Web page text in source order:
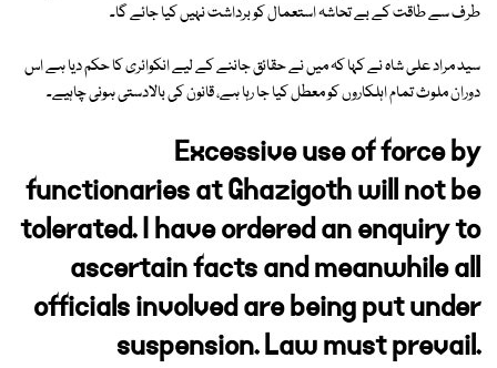
طرف سے طاقت کے بے تحاشہ استعمال کو برداشت نہیں کیا جائے گا۔
سید مراد علی شاہ نے کہا کہ میں نے حقائق جاننے کے لیے انکوائری کا حکم دیا ہے اس
دوران ملوث تمام اہلکاروں کو معطل کیا جا رہا ہے، قانون کی بالادستی ہونی چاہیے۔
Excessive use of force by
functionaries at Ghazigoth will not be
tolerated. I have ordered an enquiry to
ascertain facts and meanwhile all
officials involved are being put under
suspension. Law must prevail.